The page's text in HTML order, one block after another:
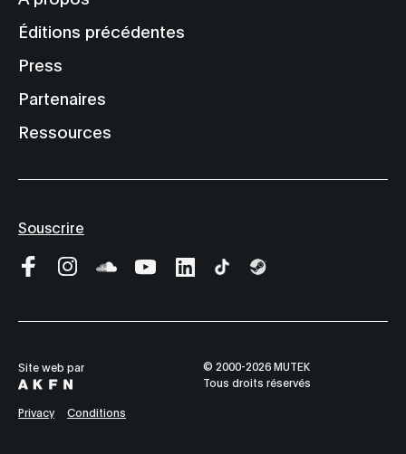
Éditions précédentes
Press
Partenaires
Ressources
Souscrire
Site web par
© 2000-2026 MUTEK
Tous droits réservés
Privacy Conditions